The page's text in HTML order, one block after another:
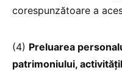
corespunzătoare a
(4) Preluarea
patrimoniului,